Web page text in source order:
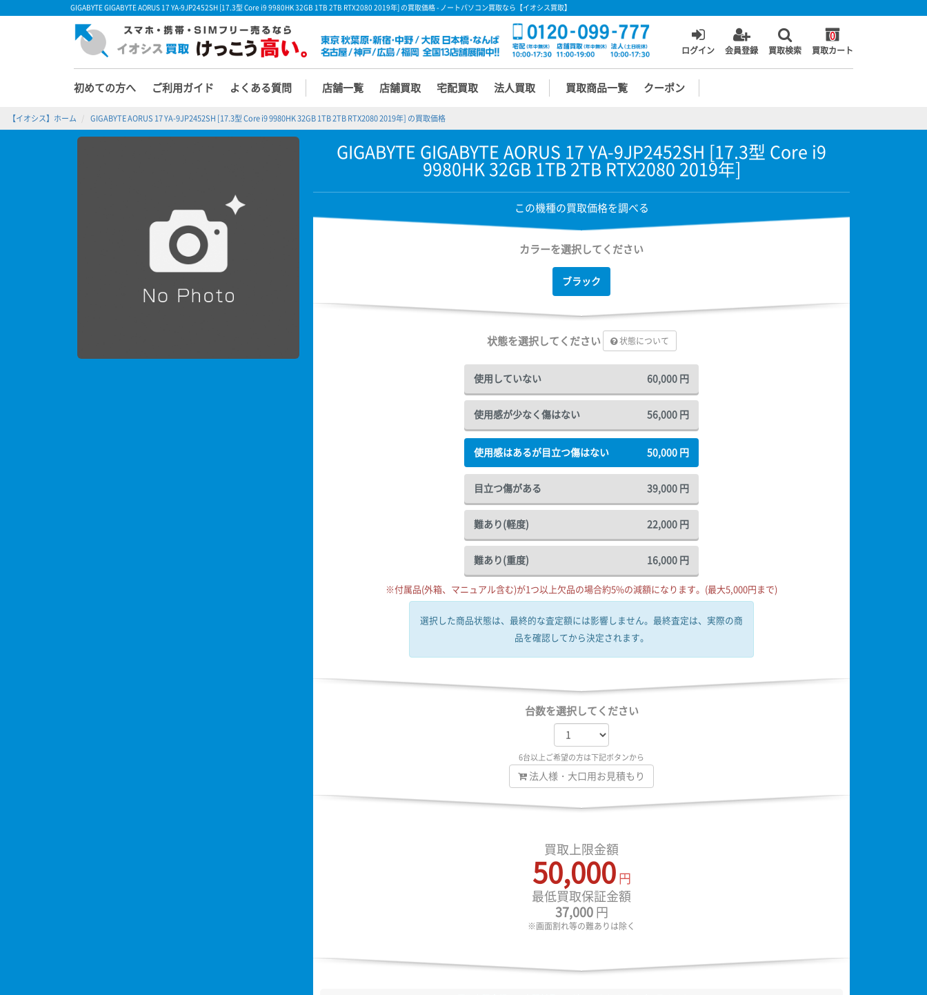
GIGABYTE GIGABYTE AORUS 17 YA-9JP2452SH [17.3型 Core i9 9980HK 32GB 1TB 2TB RTX2080 2019年] の買取価格 - ノートパソコン買取なら【イオシス買取】
ログイン 会員登録 買取検索
0
買取カート
初めての方へ ご利用ガイド よくある質問 店舗一覧 店舗買取 宅配買取 法人買取 買取商品一覧 クーポン
【イオシス】ホーム GIGABYTE AORUS 17 YA-9JP2452SH [17.3型 Core i9 9980HK 32GB 1TB 2TB RTX2080 2019年] の買取価格
GIGABYTE GIGABYTE AORUS 17 YA-9JP2452SH [17.3型 Core i9
9980HK 32GB 1TB 2TB RTX2080 2019年]
この機種の買取価格を調べる
カラーを選択してください
ブラック
状態を選択してください 状態について
使用していない 60,000 円
使用感が少なく傷はない 56,000 円
使用感はあるが目立つ傷はない 50,000 円
目立つ傷がある 39,000 円
難あり(軽度) 22,000 円
難あり(重度) 16,000 円
※付属品(外箱、マニュアル含む)が1つ以上欠品の場合約5%の減額になります。(最大5,000円まで)
選択した商品状態は、最終的な査定額には影響しません。 最終査定は、実際の商
品を確認してから決定されます。
台数を選択してください
6台以上ご希望の方は下記ボタンから
法人様・大口用お見積もり
買取上限金額
50,000円
最低買取保証金額
37,000円
※画面割れ等の難ありは除く